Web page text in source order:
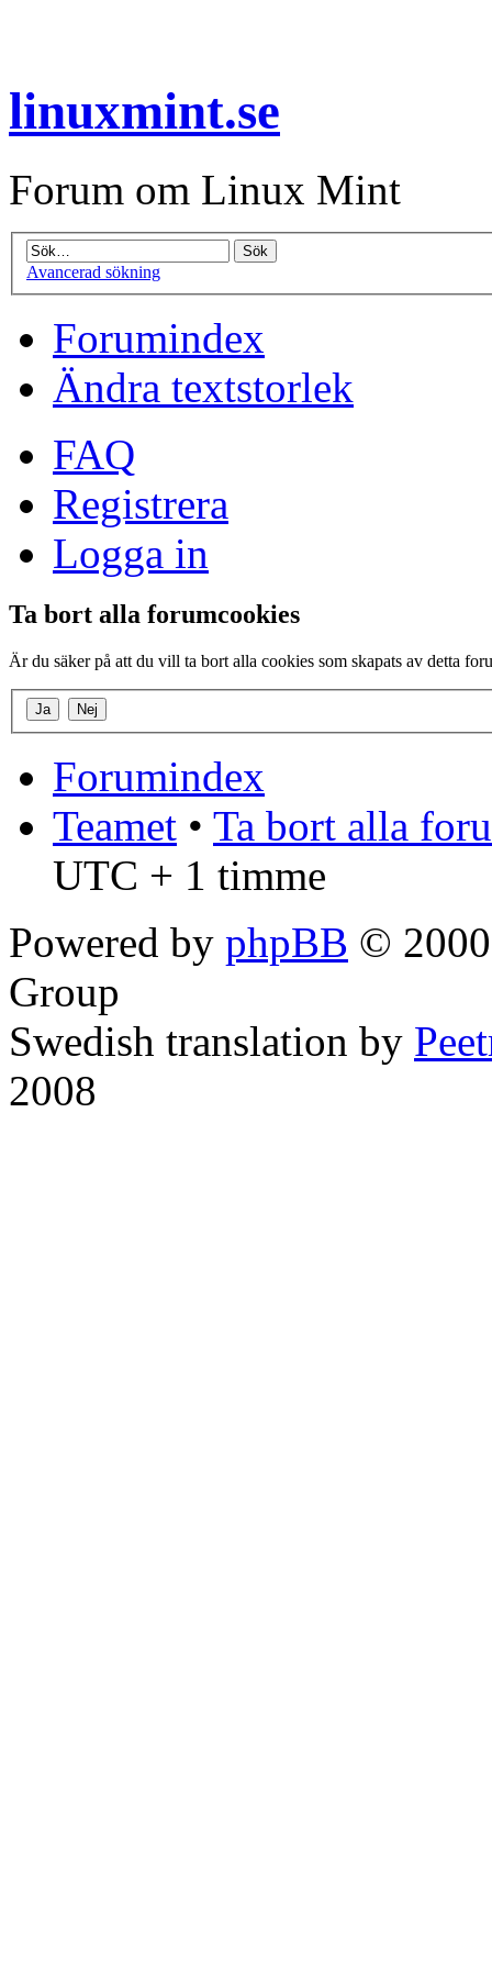
linuxmint.se
Forum om Linux Mint
Avancerad sökning
Forumindex
Ändra textstorlek
FAQ
Registrera
Logga in
Ta bort alla forumcookies
Är du säker på att du vill ta bort alla cookies som skapats av detta
Forumindex
Teamet • Ta bort alla
UTC + 1 timme
Powered by phpBB ©
Group
Swedish translation by
2008